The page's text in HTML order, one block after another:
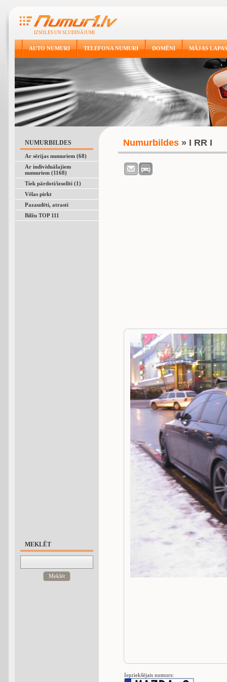
IZSOLES UN SLUDINĀJUMI
AUTO NUMURI TELEFONA NUMURI DOMĒNI MĀJAS LAPAS
NUMURBILDES
Ar sērijas numuriem (68)
Ar individuālajiem
numuriem (1168)
Tiek pārdoti/izsolīti (1)
Vēlas pirkt
Pazaudēti, atrasti
Bilžu TOP 111
MEKLĒT
Meklēt
Numurbildes» I RR I
Iepriekšējais numurs: